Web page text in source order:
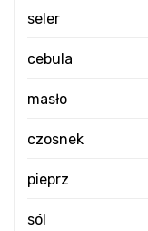
seler
cebula
masło
czosnek
pieprz
sól